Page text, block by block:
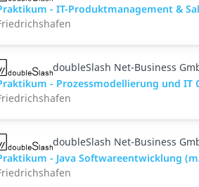
- IT-Produktmanagement &
doubleSlash Net-Business
- Prozessmodellierung und IT
doubleSlash Net-Business
- Java Softwareentwicklung